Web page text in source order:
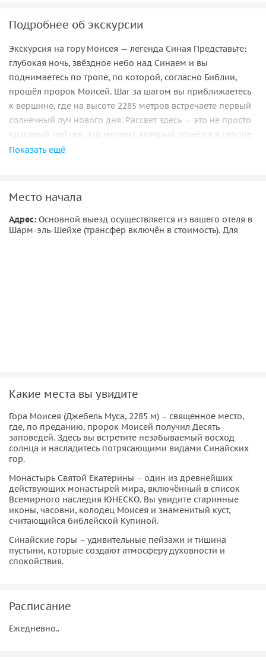
Подробнее об экскурсии
Экскурсия на гору Моисея — легенда Синая Представьте:
глубокая ночь, звёздное небо над Синаем и вы
поднимаетесь по тропе, по которой, согласно Библии,
прошёл пророк Моисей. Шаг за шагом вы приближаетесь
к вершине, где на высоте 2285 метров встречаете первый
солнечный луч нового дня. Рассвет здесь — это не просто
красивый пейзаж, это момент, который остаётся в сердце
навсегда. После восхождения вы окажетесь в монастыре
истории. ✨ Почему стоит поехать именно с нами? Ваша
другими туристами. С вами будет гид, свободно
говорящий по-русски, который сделает экскурсию не
Показать ещё
Место начала
Адрес: Основной выезд осуществляется из вашего отеля в
Шарм-эль-Шейхе (трансфер включён в стоимость). Для
Какие места вы увидите
Гора Моисея (Джебель Муса, 2285 м) – священное место,
где, по преданию, пророк Моисей получил Десять
заповедей. Здесь вы встретите незабываемый восход
солнца и насладитесь потрясающими видами Синайских
гор.
Монастырь Святой Екатерины – один из древнейших
действующих монастырей мира, включённый в список
Всемирного наследия ЮНЕСКО. Вы увидите старинные
иконы, часовни, колодец Моисея и знаменитый куст,
считающийся библейской Купиной.
Синайские горы – удивительные пейзажи и тишина
пустыни, которые создают атмосферу духовности и
спокойствия.
Расписание
Ежедневно..